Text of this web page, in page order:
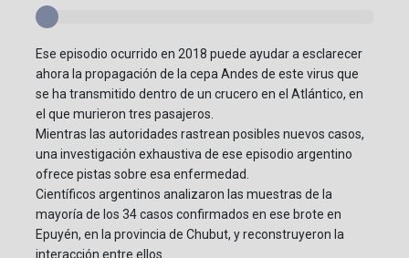
Ese episodio ocurrido en 2018 puede ayudar a esclarecer
ahora la propagación de la cepa Andes de este virus que
se ha transmitido dentro de un crucero en el Atlántico, en
el que murieron tres pasajeros.
Mientras las autoridades rastrean posibles nuevos casos,
una investigación exhaustiva de ese episodio argentino
ofrece pistas sobre esa enfermedad.
Científicos argentinos analizaron las muestras de la
mayoría de los 34 casos confirmados en ese brote en
Epuyén, en la provincia de Chubut, y reconstruyeron la
interacción entre ellos.